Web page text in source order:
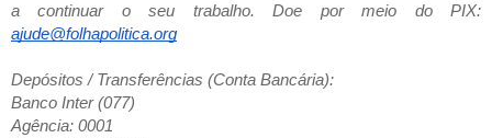
a continuar o seu trabalho. Doe por meio do PIX:
ajude@folhapolitica.org
Depósitos / Transferências (Conta Bancária):
Banco Inter (077)
Agência: 0001